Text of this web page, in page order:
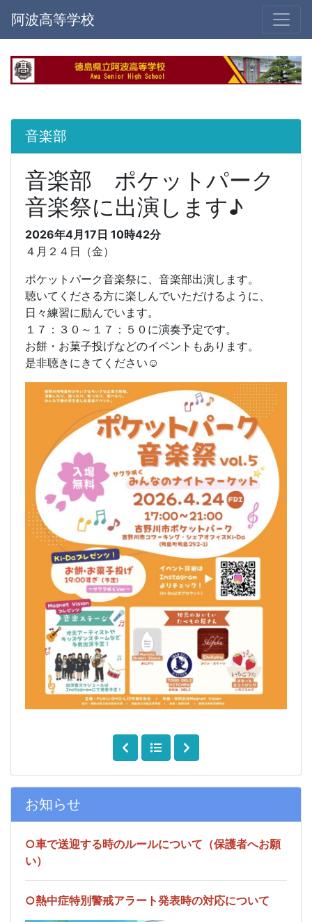
阿波高等学校
お知らせ
○車で送迎する時のルールについて（保護者へお願
い）
○熱中症特別警戒アラート発表時の対応について
音楽部
音楽部 ポケットパーク
音楽祭に出演します♪
2026年4月17日 10時42分
４月２４日（金）
ポケットパーク音楽祭に、音楽部出演します。
聴いてくださる方に楽しんでいただけるように、
日々練習に励んでいます。
１７：３０～１７：５０に演奏予定です。
お餅・お菓子投げなどのイベントもあります。
是非聴きにきてください☺